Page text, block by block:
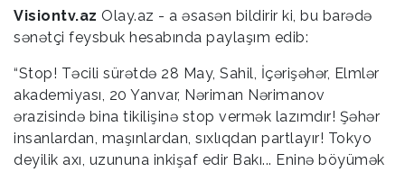
Visiontv.az Olay.az - a əsasən bildirir ki, bu barədə
sənətçi feysbuk hesabında paylaşım edib:
“Stop! Təcili sürətdə 28 May, Sahil, İçərişəhər, Elmlər
akademiyası, 20 Yanvar, Nəriman Nərimanov
ərazisində bina tikilişinə stop vermək lazımdır! Şəhər
insanlardan, maşınlardan, sıxlıqdan partlayır! Tokyo
deyilik axı, uzununa inkişaf edir Bakı... Eninə böyümək